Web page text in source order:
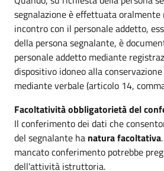
segnalazione è effettuata oralmente
incontro con il personale addetto,
della persona segnalante, è
personale addetto mediante
dispositivo idoneo alla
mediante verbale (articolo 14,
Facoltatività obbligatorietà del
Il conferimento dei dati che
del segnalante ha natura facoltativa
mancato conferimento potrebbe
dell'attività istruttoria.